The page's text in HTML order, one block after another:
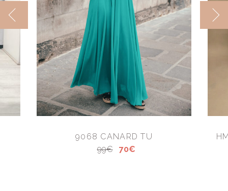
9068 CANARD TU
99€
70€